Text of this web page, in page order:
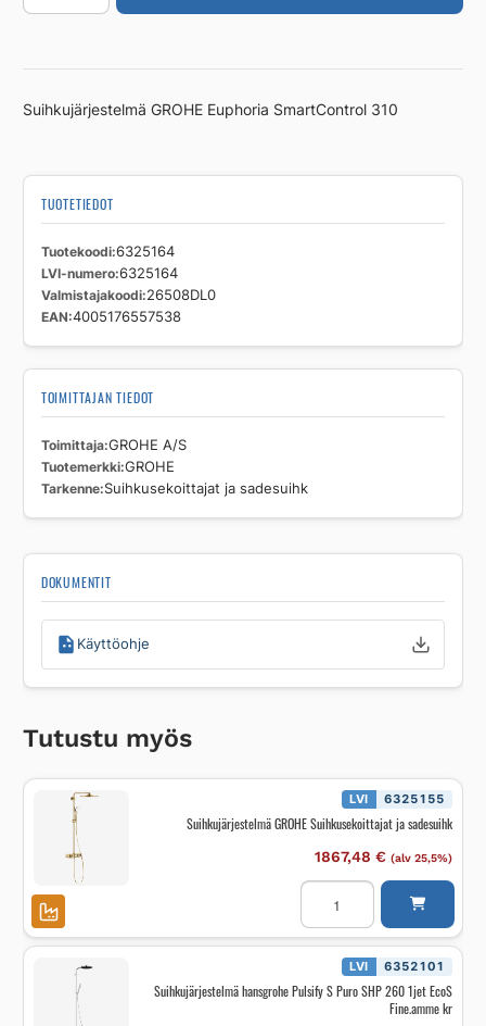
Suihkusekoittajat
sadesuihk
Suihkujärjestelmä GROHE Euphoria SmartControl 310
TUOTETIEDOT
Tuotekoodi 6325164
LVI-numero 6325164
Valmistajakoodi 26508DL0
EAN 4005176557538
TOIMITTAJAN TIEDOT
Toimittaja GROHE A/S
Tuotemerkki GROHE
Tarkenne Suihkusekoittajat ja sadesuihk
DOKUMENTIT
Käyttöohje
Tutustu myös
LVI 6325155
Suihkujärjestelmä GROHE Suihkusekoittajat ja sadesuihk
1867,48 € (alv 25,5%)
Suihkujärjestelmä
GROHE
Suihkusekoittajat
ja
sadesuihk
määrä LVI 6352101
Suihkujärjestelmä hansgrohe Pulsify S Puro SHP 260 1jet EcoS
Fine.amme kr